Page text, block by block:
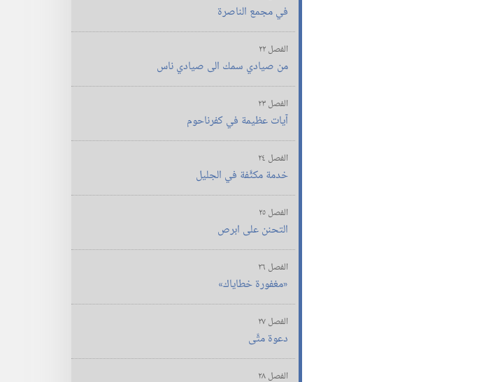
في مجمع الناصرة
الفصل ٢٢
من صيادي سمك الى صيادي ناس
الفصل ٢٣
آيات عظيمة في كفرناحوم
الفصل ٢٤
خدمة مكثَّفة في الجليل
الفصل ٢٥
التحنن على ابرص
الفصل ٢٦
‏«مغفورة خطاياك»‏
الفصل ٢٧
دعوة متَّى
الفصل ٢٨